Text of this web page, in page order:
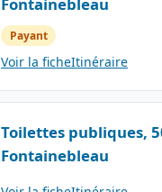
Payant
Voir la ficheItinéraire
Toilettes publiques,
Fontainebleau